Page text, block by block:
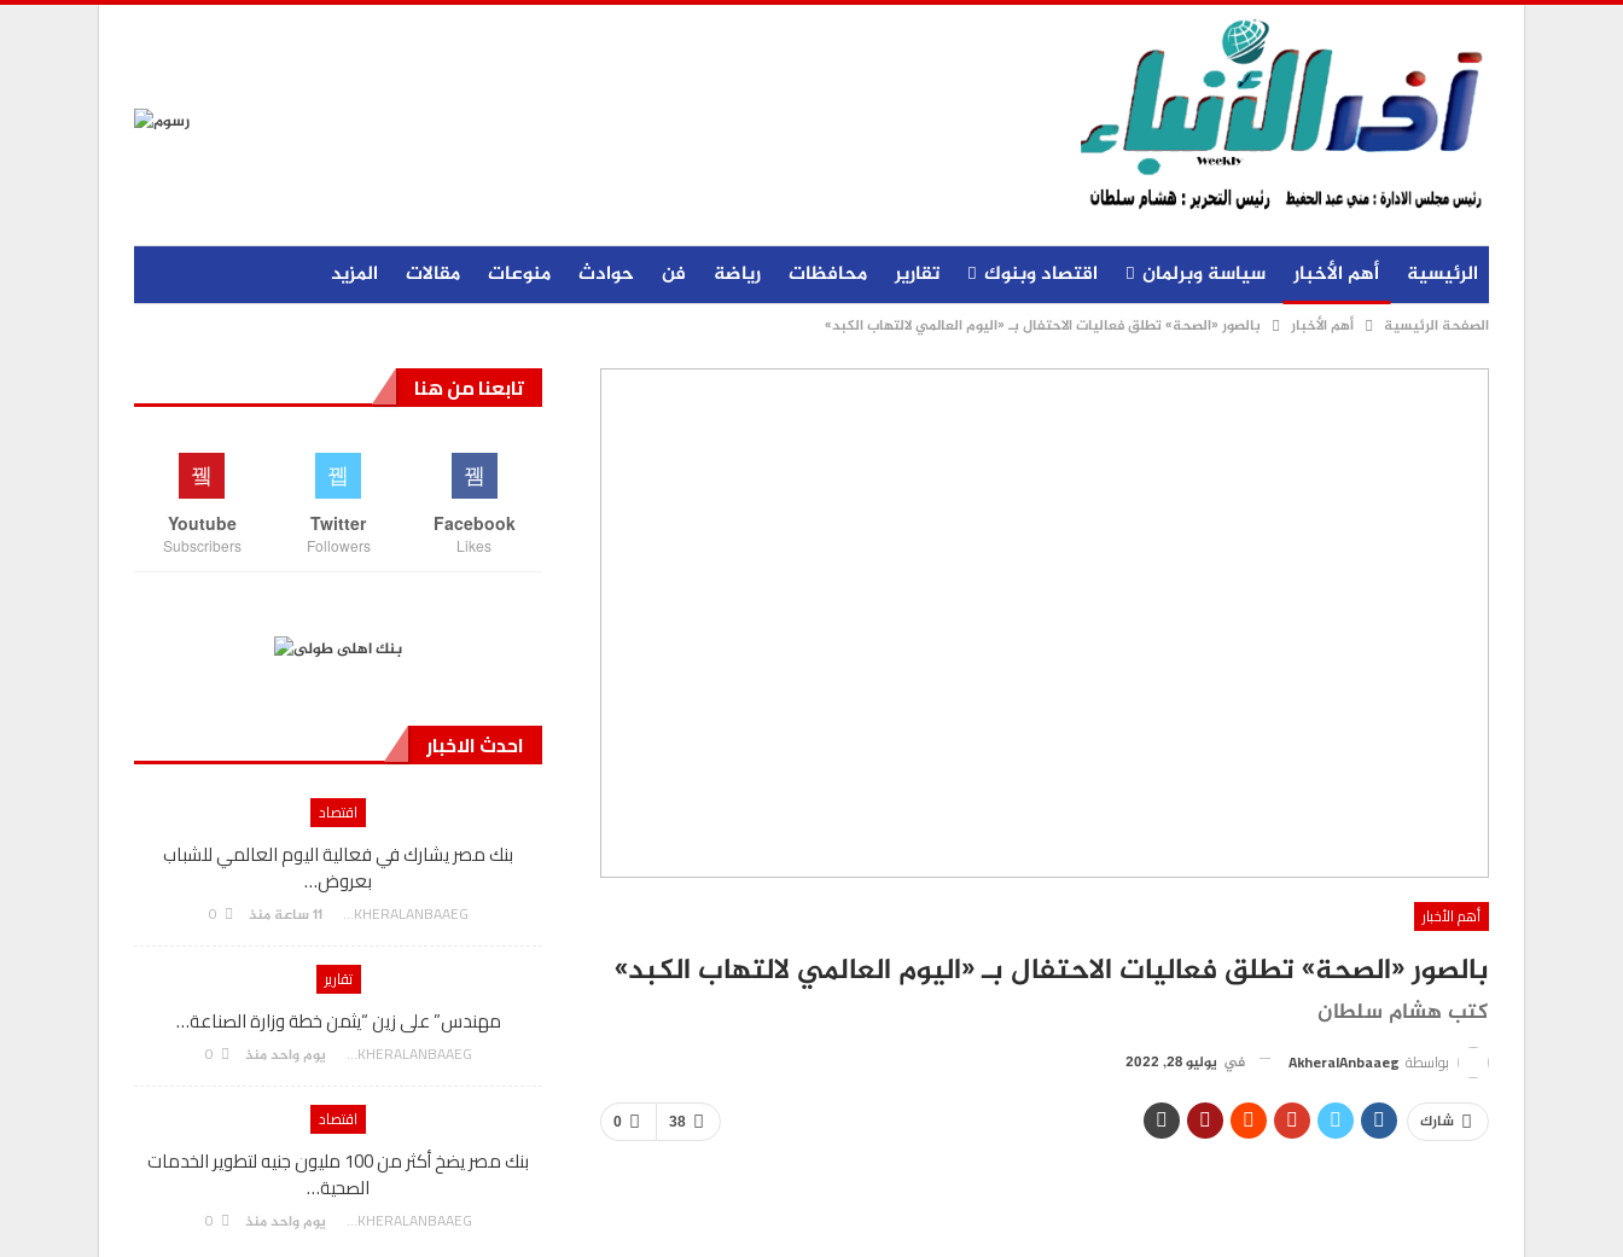
الرئيسية أهم الأخبار سياسة وبرلمان اقتصاد وبنوك تقارير محافظات رياضة فن حوادث منوعات مقالات المزيد
الصفحة الرئيسية أهم الأخبار بالصور «الصحة» تطلق فعاليات الاحتفال بـ «اليوم العالمي لالتهاب الكبد»
أهم الأخبار
بالصور «الصحة» تطلق فعاليات الاحتفال بـ «اليوم العالمي لالتهاب الكبد»
كتب هشام سلطان
بواسطة AkheralAnbaaeg في يوليو 28, 2022
0 38 شارك
تابعنا من هنا
Facebook
Likes
Twitter
Followers
Youtube
Subscribers
احدث الاخبار
اقتصاد
بنك مصر يشارك في فعالية اليوم العالمي للشباب
بعروض…
AKHERALANBAAEG 11 ساعة منذ
تقارير
مهندس” على زين “يثمن خطة وزارة الصناعة…
AKHERALANBAAEG يوم واحد منذ
اقتصاد
بنك مصر يضخ أكثر من 100 مليون جنيه لتطوير الخدمات
الصحية…
AKHERALANBAAEG يوم واحد منذ